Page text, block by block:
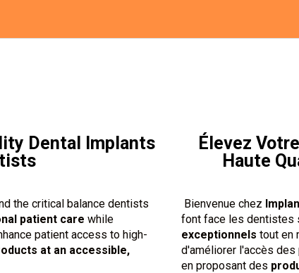
Dental Implants
the critical balance dentists
patient care while
patient access to high-
at an accessible,
Élevez
Haute
Bienvenue chez
font face les dentistes
exceptionnels tout en
d'améliorer l'accès
en proposant des